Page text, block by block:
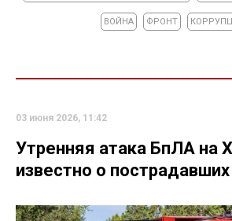
ВОЙНА ФРОНТ
03 июня 2026, 11:42
Утренняя атака БпЛА на
известно о пострадавших